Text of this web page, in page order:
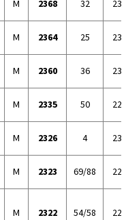
M 2368 32
M 2364 25
M 2360 36
M 2335 50
M 2326 4
M 2323 69/88
M 2322 54/58